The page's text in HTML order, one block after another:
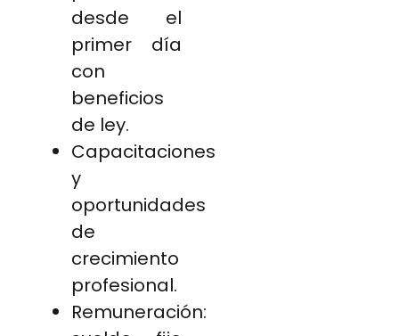
desde el
primer día
con
beneficios
de ley.
Capacitaciones
y
oportunidades
de
crecimiento
profesional.
Remuneración: